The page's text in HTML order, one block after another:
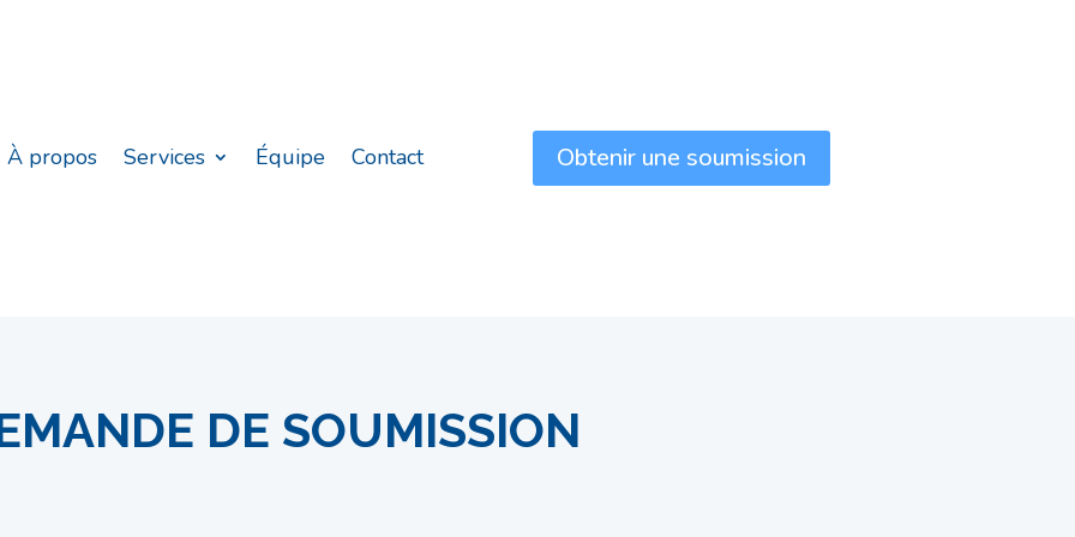
À propos Services Équipe Contact Obtenir une soumission
DE SOUMISSION